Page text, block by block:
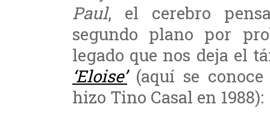
Paul, el cerebro
segundo plano por
legado que nos deja el
‘Eloise’(aquí se conoce
hizo Tino Casal en 1988):